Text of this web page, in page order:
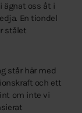
ägnat oss åt i
En tiondel
stålet
står här med
och ett
om inte vi